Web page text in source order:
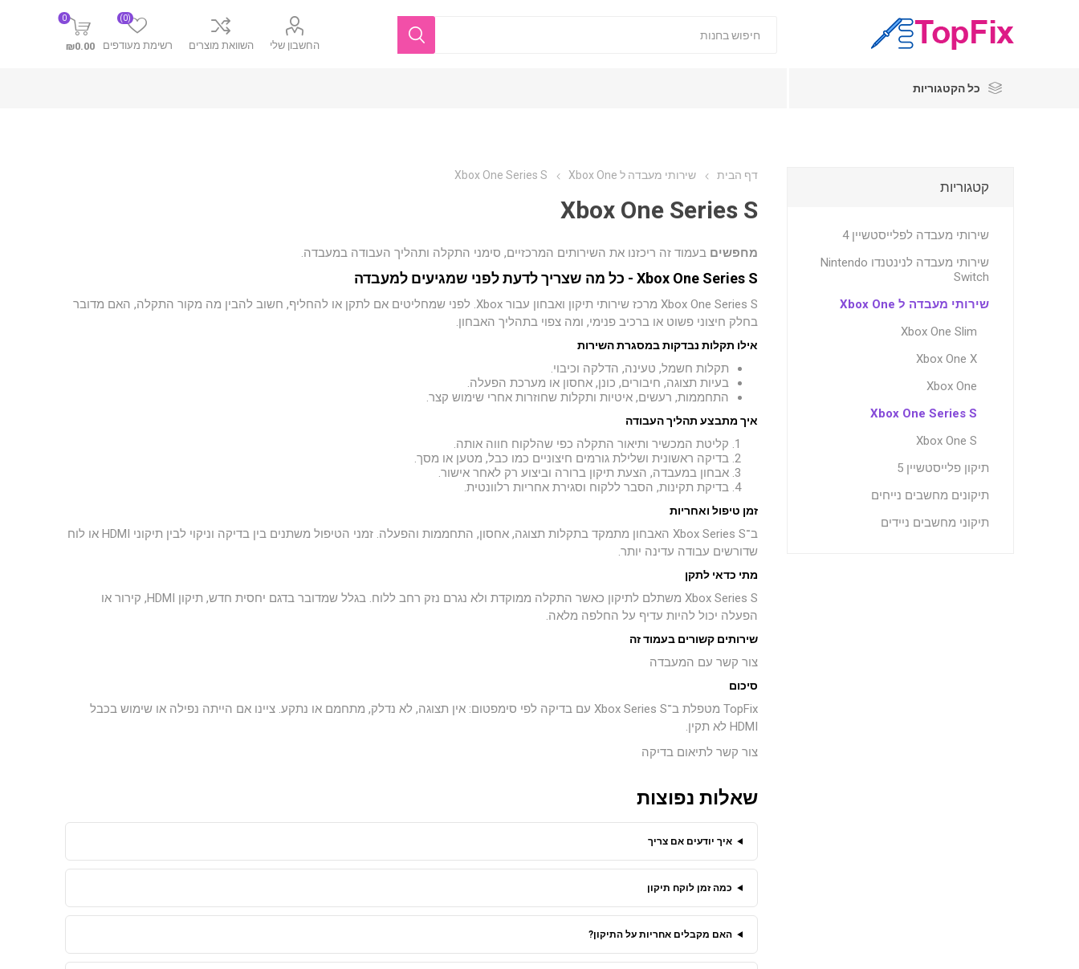
החשבון שלי השוואת מוצרים רשימת מעודפים
(0)
0
₪0.00
כל הקטגוריות
דף הבית שירותי מעבדה ל Xbox One Xbox One Series S
Xbox One Series S
מחפשים בעמוד זה ריכזנו את השירותים המרכזיים, סימני התקלה ותהליך העבודה במעבדה.
Xbox One Series S - כל מה שצריך לדעת לפני שמגיעים למעבדה
Xbox One Series S מרכז שירותי תיקון ואבחון עבור Xbox. לפני שמחליטים אם לתקן או להחליף, חשוב להבין מה מקור התקלה, האם מדובר
בחלק חיצוני פשוט או ברכיב פנימי, ומה צפוי בתהליך האבחון.
אילו תקלות נבדקות במסגרת השירות
תקלות חשמל, טעינה, הדלקה וכיבוי.
בעיות תצוגה, חיבורים, כונן, אחסון או מערכת הפעלה.
התחממות, רעשים, איטיות ותקלות שחוזרות אחרי שימוש קצר.
איך מתבצע תהליך העבודה
קליטת המכשיר ותיאור התקלה כפי שהלקוח חווה אותה.
בדיקה ראשונית ושלילת גורמים חיצוניים כמו כבל, מטען או מסך.
אבחון במעבדה, הצעת תיקון ברורה וביצוע רק לאחר אישור.
בדיקת תקינות, הסבר ללקוח וסגירת אחריות רלוונטית.
זמן טיפול ואחריות
ב־Xbox Series S האבחון מתמקד בתקלות תצוגה, אחסון, התחממות והפעלה. זמני הטיפול משתנים בין בדיקה וניקוי לבין תיקוני HDMI או לוח
שדורשים עבודה עדינה יותר.
מתי כדאי לתקן
Xbox Series S משתלם לתיקון כאשר התקלה ממוקדת ולא נגרם נזק רחב ללוח. בגלל שמדובר בדגם יחסית חדש, תיקון HDMI, קירור או
הפעלה יכול להיות עדיף על החלפה מלאה.
שירותים קשורים בעמוד זה
צור קשר עם המעבדה
סיכום
TopFix מטפלת ב־Xbox Series S עם בדיקה לפי סימפטום: אין תצוגה, לא נדלק, מתחמם או נתקע. ציינו אם הייתה נפילה או שימוש בכבל
HDMI לא תקין.
צור קשר לתיאום בדיקה
שאלות נפוצות
איך יודעים אם צריך
כמה זמן לוקח תיקון
האם מקבלים אחריות על התיקון?
קטגוריות
שירותי מעבדה לפלייסטשיין 4
שירותי מעבדה לנינטנדו Nintendo
Switch
שירותי מעבדה ל Xbox One
Xbox One Slim
Xbox One X
Xbox One
Xbox One Series S
Xbox One S
תיקון פלייסטשיין 5
תיקונים מחשבים נייחים
תיקוני מחשבים ניידים